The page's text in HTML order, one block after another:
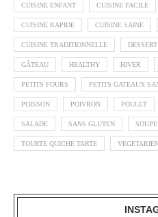
CUISINE ENFANT CUISINE FACILE
CUISINE RAPIDE CUISINE SAINE
CUISINE TRADITIONNELLE DESSERT
GÂTEAU HEALTHY HIVER
PETITS FOURS PETITS GATEAUX
POISSON POIVRON POULET
SALADE SANS GLUTEN SOUPE
TOURTE QUICHE TARTE